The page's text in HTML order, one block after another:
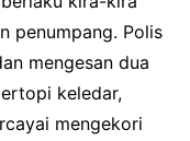
penumpang. Polis
mengesan dua
keledar,
mengekori